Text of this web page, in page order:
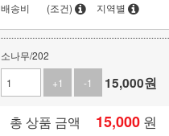
배송비
(조건) 지역별
소나무/202
+1
-1 15,000원
총 상품 금액 15,000 원